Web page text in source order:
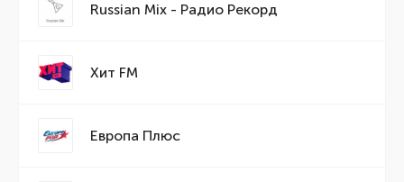
Russian Mix - Радио Рекорд
Хит FM
Европа Плюс